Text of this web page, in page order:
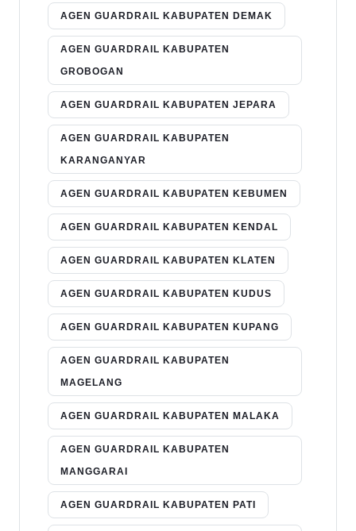
AGEN GUARDRAIL KABUPATEN DEMAK
AGEN GUARDRAIL KABUPATEN
GROBOGAN
AGEN GUARDRAIL KABUPATEN JEPARA
AGEN GUARDRAIL KABUPATEN
KARANGANYAR
AGEN GUARDRAIL KABUPATEN KEBUMEN
AGEN GUARDRAIL KABUPATEN KENDAL
AGEN GUARDRAIL KABUPATEN KLATEN
AGEN GUARDRAIL KABUPATEN KUDUS
AGEN GUARDRAIL KABUPATEN KUPANG
AGEN GUARDRAIL KABUPATEN
MAGELANG
AGEN GUARDRAIL KABUPATEN MALAKA
AGEN GUARDRAIL KABUPATEN
MANGGARAI
AGEN GUARDRAIL KABUPATEN PATI